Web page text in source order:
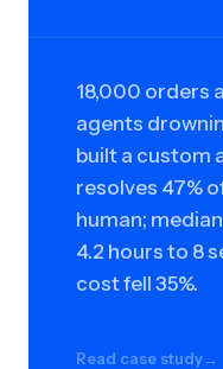
18,000 orders
agents
built a custom
resolves 47%
human;
4.2 hours to 8
cost fell 35%.
Read case study→